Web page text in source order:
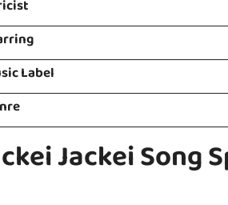
Label
Jackei Song